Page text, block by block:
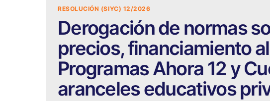
RESOLUCIÓN (SIYC) 12/2026
Derogación de normas
precios, financiamiento
Programas Ahora 12 y
aranceles educativos